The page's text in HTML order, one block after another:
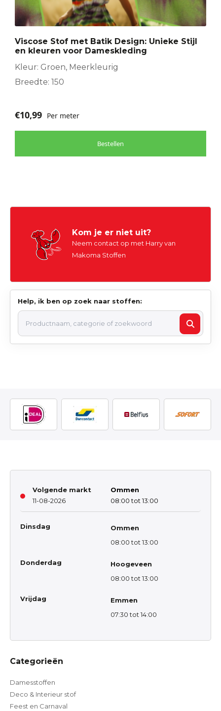
Viscose Stof met Batik Design: Unieke Stijl
en kleuren voor Dameskleding
Kleur: Groen, Meerkleurig
Breedte: 150
€10,99 Per meter
Bestellen
Kom je er niet uit?
Neem contact op met Harry van
Makoma Stoffen
Help, ik ben op zoek naar stoffen:
Volgende markt
11-08-2026
Ommen
08:00 tot 13:00
Dinsdag
Ommen
08:00 tot 13:00
Donderdag
Hoogeveen
08:00 tot 13:00
Vrijdag
Emmen
07:30 tot 14:00
Categorieën
Damesstoffen
Deco & Interieur stof
Feest en Carnaval